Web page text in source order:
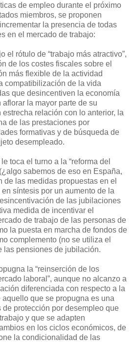
de empleo durante el próximo
miembros, se proponen
la presencia de todas
en el mercado de trabajo:
el rótulo de “trabajo más atractivo”,
de los costes fiscales sobre el
más flexible de la actividad
compatibilización de la vida
que desincentiven la economía
la mayor parte de su
relación con lo anterior, la
de las prestaciones por
formativas y de búsqueda de
desempleado.
toca el turno a la “reforma del
sabemos de eso en España,
de las medidas propuestas en el
síntesis por un aumento de la
de las jubilaciones
medida de incentivar el
de trabajo de las personas de
la puesta en marcha de fondos de
complemento (no se utiliza el
las pensiones de jubilación.
la “reinserción de los
laboral”, aunque no alcanzo a
diferenciada con respecto a la
que se propugna es una
de protección por desempleo que
y que se adapten
en los ciclos económicos, de
la condicionalidad de las